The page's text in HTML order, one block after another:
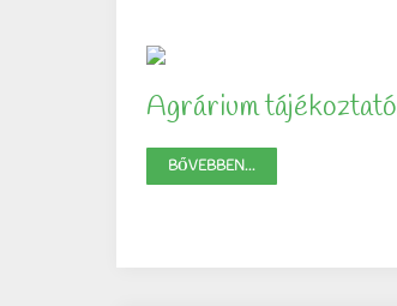
Agrárium tájékoztató
BŐVEBBEN...